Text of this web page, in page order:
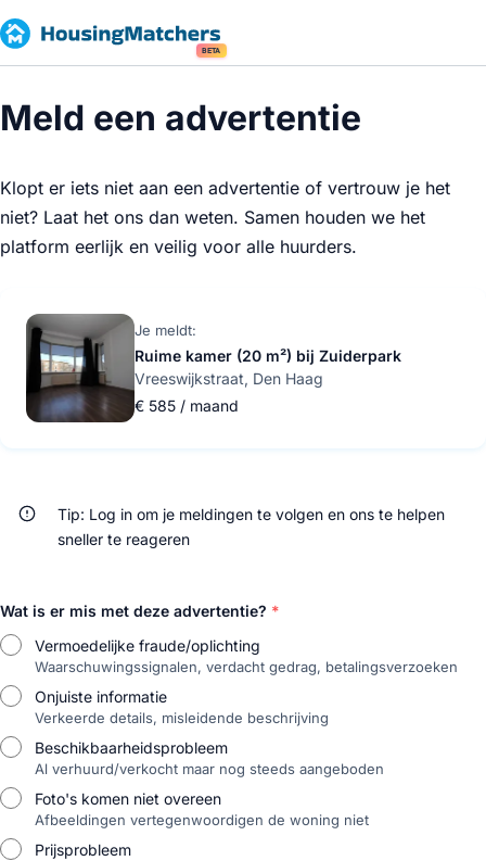
BETA
Meld een advertentie
Klopt er iets niet aan een advertentie of vertrouw je het
niet? Laat het ons dan weten. Samen houden we het
platform eerlijk en veilig voor alle huurders.
Je meldt:
Ruime kamer (20 m²) bij Zuiderpark
Vreeswijkstraat, Den Haag
€ 585 / maand
Tip: Log in om je meldingen te volgen en ons te helpen
sneller te reageren
Wat is er mis met deze advertentie? *
Vermoedelijke fraude/oplichting
Waarschuwingssignalen, verdacht gedrag, betalingsverzoeken
Onjuiste informatie
Verkeerde details, misleidende beschrijving
Beschikbaarheidsprobleem
Al verhuurd/verkocht maar nog steeds aangeboden
Foto's komen niet overeen
Afbeeldingen vertegenwoordigen de woning niet
Prijsprobleem